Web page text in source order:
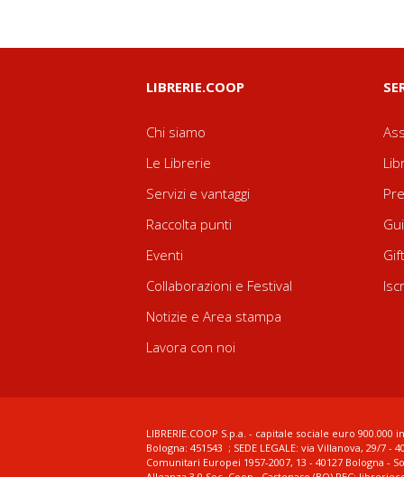
LIBRERIE.COOP
Chi siamo
Le Librerie
Servizi e vantaggi
Raccolta punti
Eventi
Collaborazioni e Festival
Notizie e Area stampa
Lavora con noi
LIBRERIE.COOP S.p.a. - capitale sociale euro
Bologna: 451543 ; SEDE LEGALE: via Villanova, 29/7 -
Comunitari Europei 1957-2007, 13 - 40127 Bologna